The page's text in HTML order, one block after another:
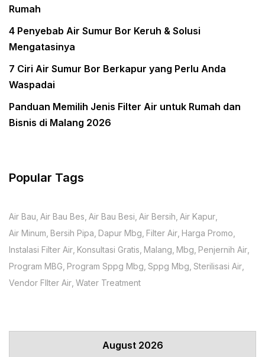
Rumah
4 Penyebab Air Sumur Bor Keruh & Solusi
Mengatasinya
7 Ciri Air Sumur Bor Berkapur yang Perlu Anda
Waspadai
Panduan Memilih Jenis Filter Air untuk Rumah dan
Bisnis di Malang 2026
Popular Tags
Air Bau Air Bau Bes Air Bau Besi Air Bersih Air Kapur
Air Minum Bersih Pipa Dapur Mbg Filter Air Harga Promo
Instalasi Filter Air Konsultasi Gratis Malang Mbg Penjernih Air
Program MBG Program Sppg Mbg Sppg Mbg Sterilisasi Air
Vendor FIlter Air Water Treatment
August 2026